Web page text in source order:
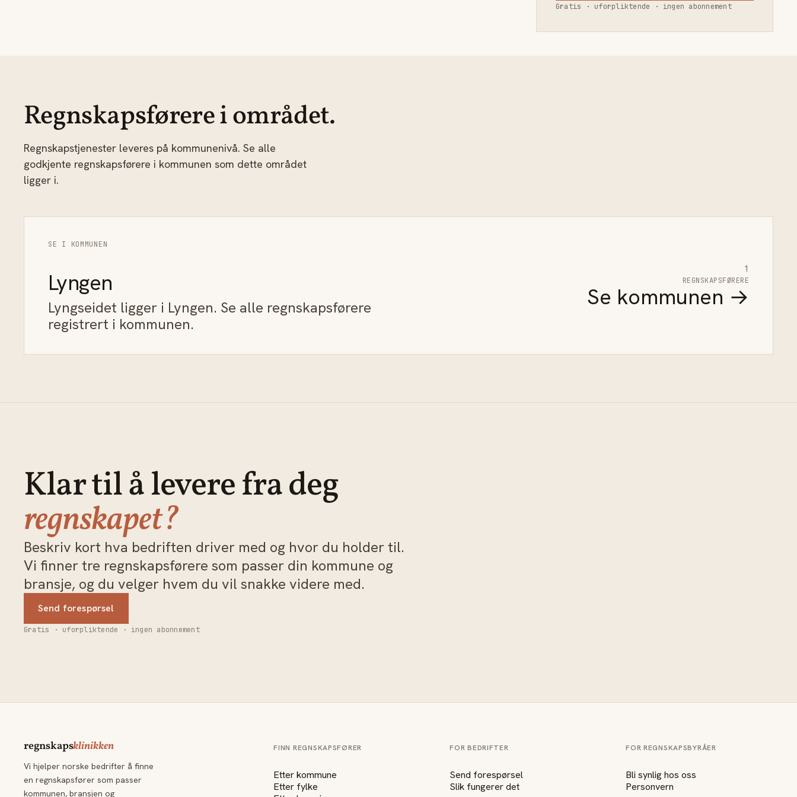
Gratis · uforpliktende · ingen abonnement
Regnskapsførere i området.
Regnskapstjenester leveres på kommunenivå. Se alle
godkjente regnskapsførere i kommunen som dette området
ligger i.
SE I KOMMUNEN
Lyngen
Lyngseidet ligger i Lyngen. Se alle regnskapsførere
registrert i kommunen.
1
REGNSKAPSFØRERE
Se kommunen →
Klar til å levere fra deg
regnskapet?
Beskriv kort hva bedriften driver med og hvor du holder til.
Vi finner tre regnskapsførere som passer din kommune og
bransje, og du velger hvem du vil snakke videre med.
Send forespørsel
Gratis · uforpliktende · ingen abonnement
regnskapsklinikken
Vi hjelper norske bedrifter å finne
en regnskapsfører som passer
kommunen, bransjen og
FINN REGNSKAPSFØRER
Etter kommune
Etter fylke
FOR BEDRIFTER
Send forespørsel
Slik fungerer det
FOR REGNSKAPSBYRÅER
Bli synlig hos oss
Personvern